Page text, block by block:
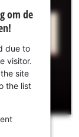
om de
due to
visitor.
site
the list